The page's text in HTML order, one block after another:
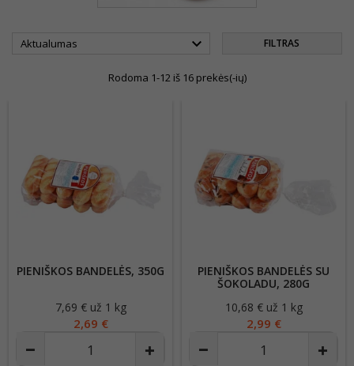
Aktualumas  FILTRAS
Rodoma 1-12 iš 16 prekės(-ių)
PIENIŠKOS BANDELĖS, 350G
Kaina
7,69 € už 1 kg
2,69 €
PIENIŠKOS BANDELĖS SU
ŠOKOLADU, 280G
Kaina
10,68 € už 1 kg
2,99 €